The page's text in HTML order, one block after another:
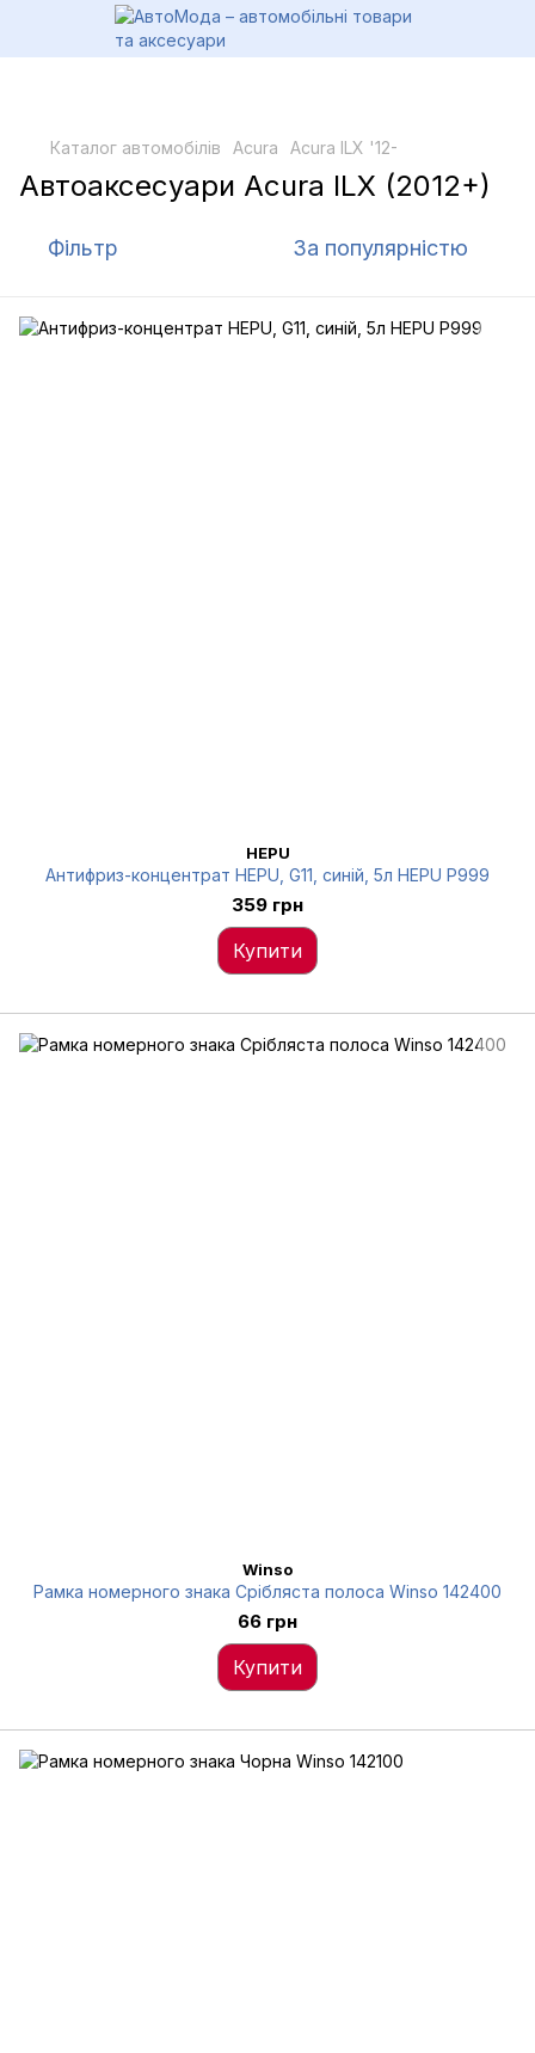
Каталог автомобілів Acura Acura ILX '12-
Автоаксесуари Acura ILX (2012+)
Фільтр За популярністю
HEPU
Антифриз-концентрат HEPU, G11, синій, 5л HEPU P999
359 грн
Купити
Winso
Рамка номерного знака Срібляста полоса Winso 142400
66 грн
Купити